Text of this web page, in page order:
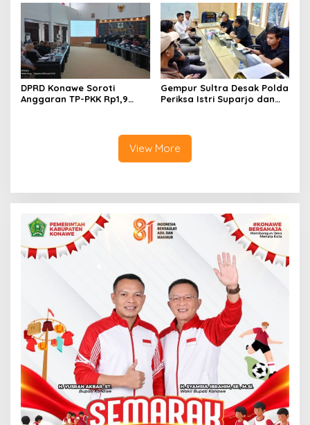
DPRD Konawe Soroti
Anggaran TP-PKK Rp1,9
Gempur Sultra Desak Polda
Periksa Istri Suparjo dan
View More